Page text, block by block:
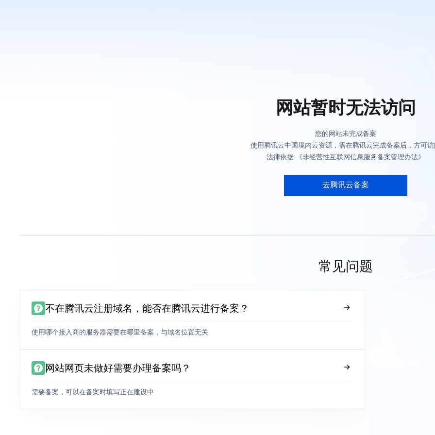
网站暂时无法访问
您的网站未完成备案
使用腾讯云中国境内云资源，需在腾讯云完成备案后，方可
法律依据:《非经营性互联网信息服务备案管理办法》
去腾讯云备案
常见问题
不在腾讯云注册域名，能否在腾讯云进行备案？
使用哪个接入商的服务器需要在哪里备案，与域名位置无关
网站网页未做好需要办理备案吗？
需要备案，可以在备案时填写正在建设中